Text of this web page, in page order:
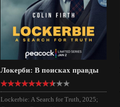
Локерби: В поисках правды
Lockerbie: A Search for Truth, 2025;